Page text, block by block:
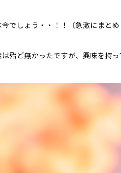
でしょう・・！！（急激にまとめ
殆ど無かったですが、興味を持